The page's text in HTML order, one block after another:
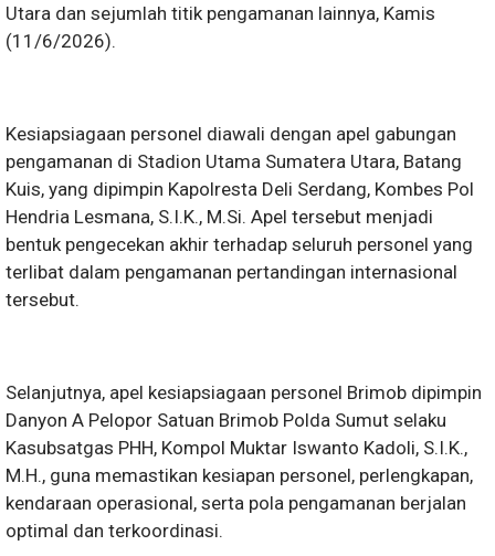
Utara dan sejumlah titik pengamanan lainnya, Kamis
(11/6/2026).
Kesiapsiagaan personel diawali dengan apel gabungan
pengamanan di Stadion Utama Sumatera Utara, Batang
Kuis, yang dipimpin Kapolresta Deli Serdang, Kombes Pol
Hendria Lesmana, S.I.K., M.Si. Apel tersebut menjadi
bentuk pengecekan akhir terhadap seluruh personel yang
terlibat dalam pengamanan pertandingan internasional
tersebut.
Selanjutnya, apel kesiapsiagaan personel Brimob dipimpin
Danyon A Pelopor Satuan Brimob Polda Sumut selaku
Kasubsatgas PHH, Kompol Muktar Iswanto Kadoli, S.I.K.,
M.H., guna memastikan kesiapan personel, perlengkapan,
kendaraan operasional, serta pola pengamanan berjalan
optimal dan terkoordinasi.